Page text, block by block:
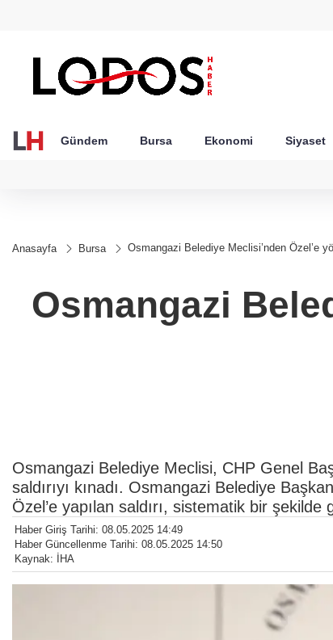
Gündem Bursa Ekonomi Siyaset
Anasayfa Bursa Osmangazi Belediye Meclisi’nden Özel’e
Osmangazi
Osmangazi Belediye Meclisi, CHP Genel
saldırıyı kınadı. Osmangazi Belediye
Özel’e yapılan saldırı, sistematik bir şekilde
Haber Giriş Tarihi: 08.05.2025 14:49
Haber Güncellenme Tarihi: 08.05.2025 14:50
Kaynak: İHA